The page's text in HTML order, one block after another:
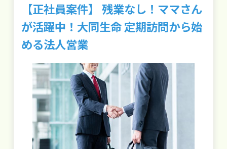
【正社員案件】 残業なし！ママさん
が活躍中！大同生命 定期訪問から始
める法人営業